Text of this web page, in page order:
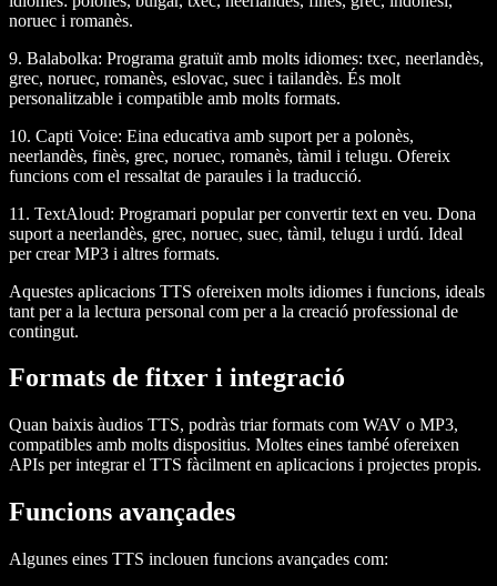
noruec i romanès.
9. Balabolka: Programa gratuït amb molts idiomes: txec, neerlandès,
grec, noruec, romanès, eslovac, suec i tailandès. És molt
personalitzable i compatible amb molts formats.
10. Capti Voice: Eina educativa amb suport per a polonès,
neerlandès, finès, grec, noruec, romanès, tàmil i telugu. Ofereix
funcions com el ressaltat de paraules i la traducció.
11. TextAloud: Programari popular per convertir text en veu. Dona
suport a neerlandès, grec, noruec, suec, tàmil, telugu i urdú. Ideal
per crear MP3 i altres formats.
Aquestes aplicacions TTS ofereixen molts idiomes i funcions, ideals
tant per a la lectura personal com per a la creació professional de
contingut.
Formats de fitxer i integració
Quan baixis àudios TTS, podràs triar formats com WAV o MP3,
compatibles amb molts dispositius. Moltes eines també ofereixen
APIs per integrar el TTS fàcilment en aplicacions i projectes propis.
Funcions avançades
Algunes eines TTS inclouen funcions avançades com: